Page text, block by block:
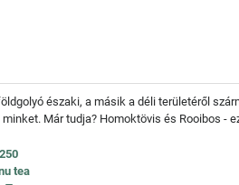
északi, a másik a déli területéről
Már tudja? Homoktövis és Rooibos -
tea